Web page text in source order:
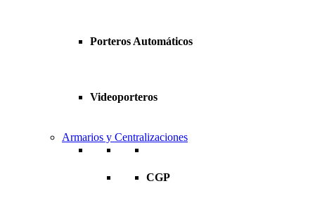
Porteros Automáticos
Videoporteros
Armarios y Centralizaciones
CGP